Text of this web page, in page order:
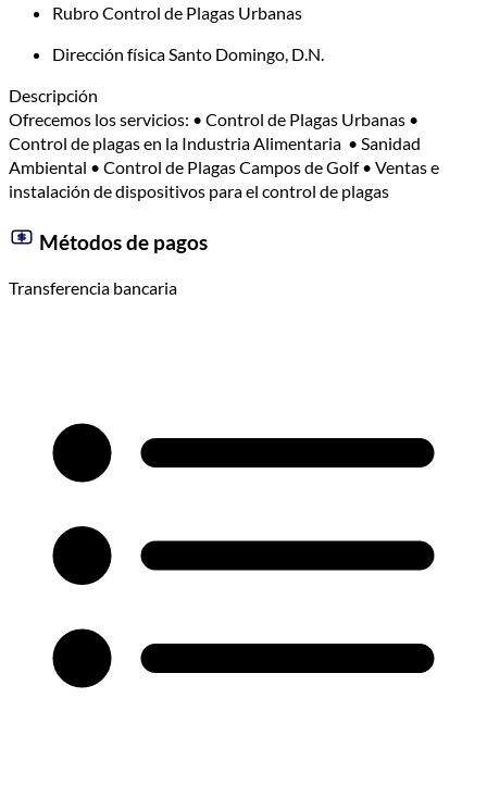
RubroControl de Plagas Urbanas
Dirección físicaSanto Domingo, D.N.
Descripción
Ofrecemos los servicios: • Control de Plagas Urbanas •
Control de plagas en la Industria Alimentaria • Sanidad
Ambiental • Control de Plagas Campos de Golf • Ventas e
instalación de dispositivos para el control de plagas
Métodos de pagos
Transferencia bancaria